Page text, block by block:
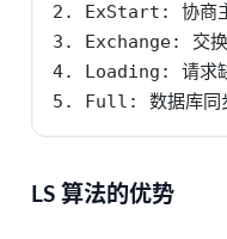
2. ExStart: 协商主
3. Exchange: 交换
4. Loading: 请求
5. Full: 数据库同
LS 算法的优势